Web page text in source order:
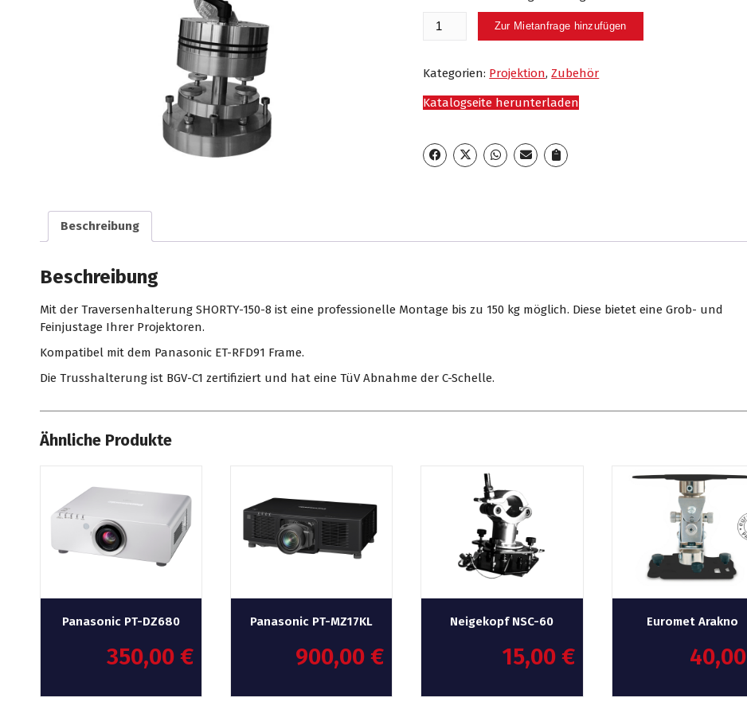
Shorty
Zur Mietanfrage hinzufügen
Kategorien: Projektion,Zubehör
Katalogseite herunterladen
Beschreibung
Beschreibung
Mit der Traversenhalterung SHORTY-150-8 ist eine professionelle Montage bis zu 150 kg möglich. Diese bietet eine Grob- und
Feinjustage Ihrer Projektoren.
Kompatibel mit dem Panasonic ET-RFD91 Frame.
Die Trusshalterung ist BGV-C1 zertifiziert und hat eine TüV Abnahme der C-Schelle.
Ähnliche Produkte
Panasonic PT-DZ680
350,00€
Panasonic PT-MZ17KL
900,00€
Neigekopf NSC-60
15,00 €
Euromet Arakno
40,00